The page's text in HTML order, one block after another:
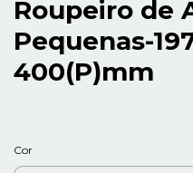
Roupeiro de
Pequenas-
400(P)mm
Cor